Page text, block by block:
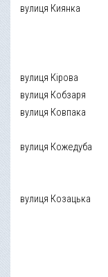
вулиця Киянка
вулиця Кірова
вулиця Кобзаря
вулиця Ковпака
вулиця Кожедуба
вулиця Козацька